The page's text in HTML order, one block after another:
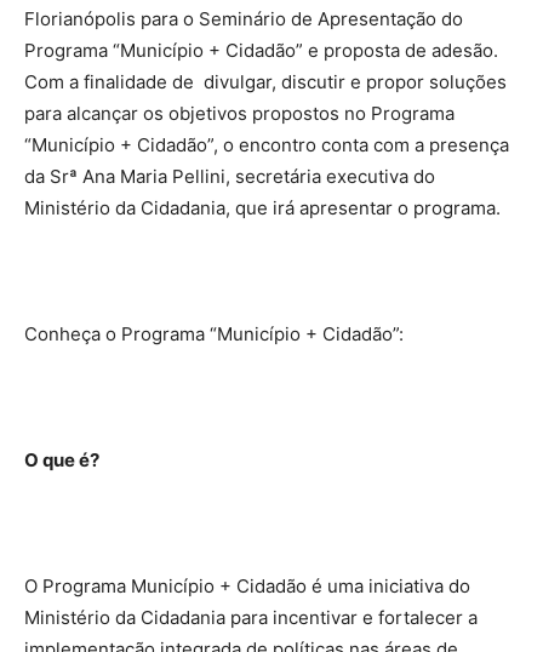
Florianópolis para o Seminário de Apresentação do
Programa “Município + Cidadão” e proposta de adesão.
Com a finalidade de divulgar, discutir e propor soluções
para alcançar os objetivos propostos no Programa
“Município + Cidadão”, o encontro conta com a presença
da Srª Ana Maria Pellini, secretária executiva do
Ministério da Cidadania, que irá apresentar o programa.
Conheça o Programa “Município + Cidadão”:
O que é?
O Programa Município + Cidadão é uma iniciativa do
Ministério da Cidadania para incentivar e fortalecer a